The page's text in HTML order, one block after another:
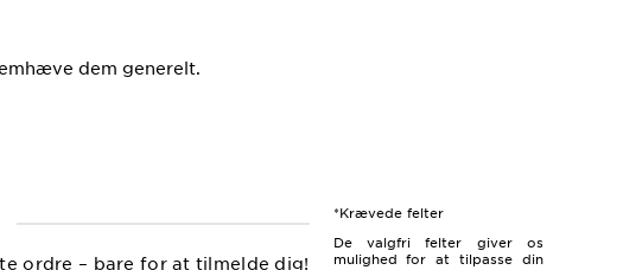
dem generelt.
ordre – bare for at tilmelde dig!
*Krævede felter
De valgfri felter giver os
mulighed for at tilpasse din